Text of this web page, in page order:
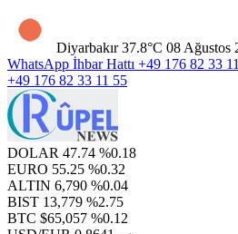
Diyarbakır 37.8°C 08 Ağustos
WhatsApp İhbar Hattı +49 176 82 33
+49 176 82 33 11 55
DOLAR 47.74 %0.18
EURO 55.25 %0.32
ALTIN 6,790 %0.04
BIST 13,779 %2.75
BTC $65,057 %0.12